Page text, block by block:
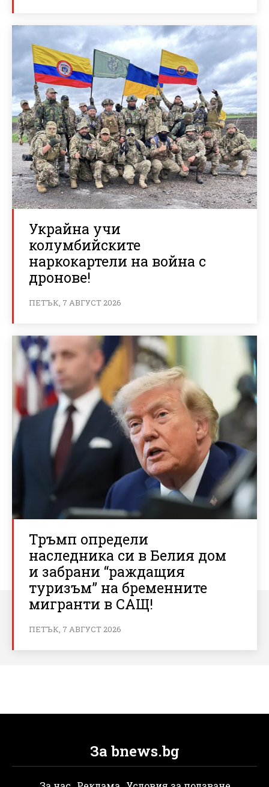
Украйна учи
колумбийските
наркокартели на война с
дронове!
ПЕТЪК, 7 АВГУСТ 2026
Тръмп определи
наследника си в Белия дом
и забрани “раждащия
туризъм” на бременните
мигранти в САЩ!
ПЕТЪК, 7 АВГУСТ 2026
За bnews.bg